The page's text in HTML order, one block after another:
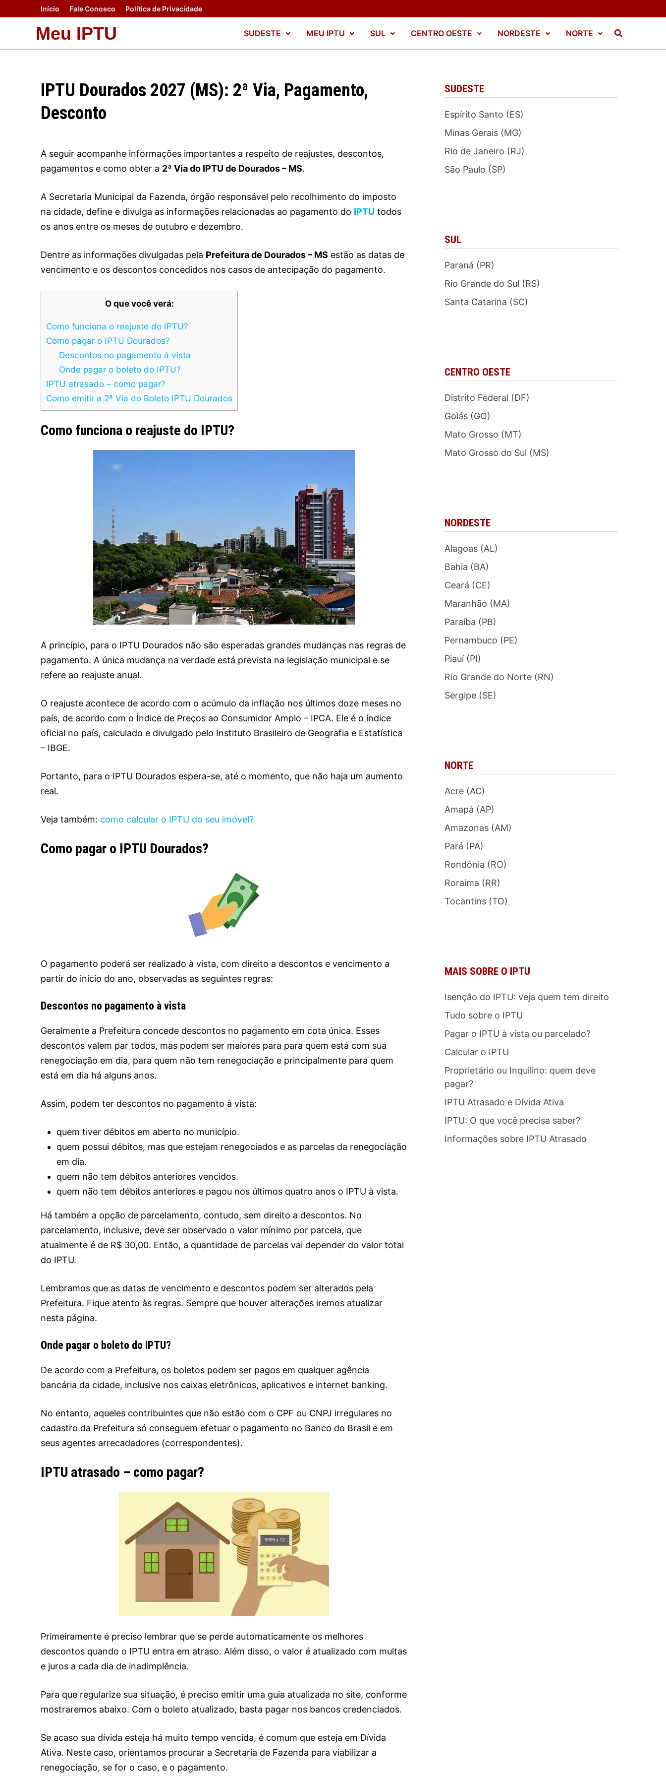
to
Início Fale Conosco Política de Privacidade
Meu IPTU SUDESTE MEU IPTU SUL CENTRO OESTE NORDESTE NORTE
IPTU Dourados 2027 (MS): 2ª Via, Pagamento,
Desconto
A seguir acompanhe informações importantes a respeito de reajustes, descontos,
pagamentos e como obter a 2ª Via do IPTU de Dourados – MS.
A Secretaria Municipal da Fazenda, órgão responsável pelo recolhimento do imposto
na cidade, define e divulga as informações relacionadas ao pagamento do IPTU todos
os anos entre os meses de outubro e dezembro.
Dentre as informações divulgadas pela Prefeitura de Dourados – MS estão as datas de
vencimento e os descontos concedidos nos casos de antecipação do pagamento.
O que você verá:
Como funciona o reajuste do IPTU?
Como pagar o IPTU Dourados?
Descontos no pagamento à vista
Onde pagar o boleto do IPTU?
IPTU atrasado – como pagar?
Como emitir a 2ª Via do Boleto IPTU Dourados
Como funciona o reajuste do IPTU?
A princípio, para o IPTU Dourados não são esperadas grandes mudanças nas regras de
pagamento. A única mudança na verdade está prevista na legislação municipal e se
refere ao reajuste anual.
O reajuste acontece de acordo com o acúmulo da inflação nos últimos doze meses no
país, de acordo com o Índice de Preços ao Consumidor Amplo – IPCA. Ele é o índice
oficial no país, calculado e divulgado pelo Instituto Brasileiro de Geografia e Estatística
– IBGE.
Portanto, para o IPTU Dourados espera-se, até o momento, que não haja um aumento
real.
Veja também: como calcular o IPTU do seu imóvel?
Como pagar o IPTU Dourados?
O pagamento poderá ser realizado à vista, com direito a descontos e vencimento a
partir do início do ano, observadas as seguintes regras:
Descontos no pagamento à vista
Geralmente a Prefeitura concede descontos no pagamento em cota única. Esses
descontos valem par todos, mas podem ser maiores para para quem está com sua
renegociação em dia, para quem não tem renegociação e principalmente para quem
está em dia há alguns anos.
Assim, podem ter descontos no pagamento à vista:
quem tiver débitos em aberto no município.
quem possui débitos, mas que estejam renegociados e as parcelas da renegociação
em dia.
quem não tem débitos anteriores vencidos.
quem não tem débitos anteriores e pagou nos últimos quatro anos o IPTU à vista.
Há também a opção de parcelamento, contudo, sem direito a descontos. No
parcelamento, inclusive, deve ser observado o valor mínimo por parcela, que
atualmente é de R$ 30,00. Então, a quantidade de parcelas vai depender do valor total
do IPTU.
Lembramos que as datas de vencimento e descontos podem ser alterados pela
Prefeitura. Fique atento às regras. Sempre que houver alterações iremos atualizar
nesta página.
Onde pagar o boleto do IPTU?
De acordo com a Prefeitura, os boletos podem ser pagos em qualquer agência
bancária da cidade, inclusive nos caixas eletrônicos, aplicativos e internet banking.
No entanto, aqueles contribuintes que não estão com o CPF ou CNPJ irregulares no
cadastro da Prefeitura só conseguem efetuar o pagamento no Banco do Brasil e em
seus agentes arrecadadores (correspondentes).
IPTU atrasado – como pagar?
Primeiramente é preciso lembrar que se perde automaticamente os melhores
descontos quando o IPTU entra em atraso. Além disso, o valor é atualizado com multas
e juros a cada dia de inadimplência.
Para que regularize sua situação, é preciso emitir uma guia atualizada no site, conforme
mostraremos abaixo. Com o boleto atualizado, basta pagar nos bancos credenciados.
Se acaso sua dívida esteja há muito tempo vencida, é comum que esteja em Dívida
Ativa. Neste caso, orientamos procurar a Secretaria de Fazenda para viabilizar a
renegociação, se for o caso, e o pagamento.
SUDESTE
Espírito Santo (ES)
Minas Gerais (MG)
Rio de Janeiro (RJ)
São Paulo (SP)
SUL
Paraná (PR)
Rio Grande do Sul (RS)
Santa Catarina (SC)
CENTRO OESTE
Distrito Federal (DF)
Goiás (GO)
Mato Grosso (MT)
Mato Grosso do Sul (MS)
NORDESTE
Alagoas (AL)
Bahia (BA)
Ceará (CE)
Maranhão (MA)
Paraíba (PB)
Pernambuco (PE)
Piauí (PI)
Rio Grande do Norte (RN)
Sergipe (SE)
NORTE
Acre (AC)
Amapá (AP)
Amazonas (AM)
Pará (PA)
Rondônia (RO)
Roraima (RR)
Tocantins (TO)
MAIS SOBRE O IPTU
Isenção do IPTU: veja quem tem direito
Tudo sobre o IPTU
Pagar o IPTU à vista ou parcelado?
Calcular o IPTU
Proprietário ou Inquilino: quem deve
pagar?
IPTU Atrasado e Dívida Ativa
IPTU: O que você precisa saber?
Informações sobre IPTU Atrasado